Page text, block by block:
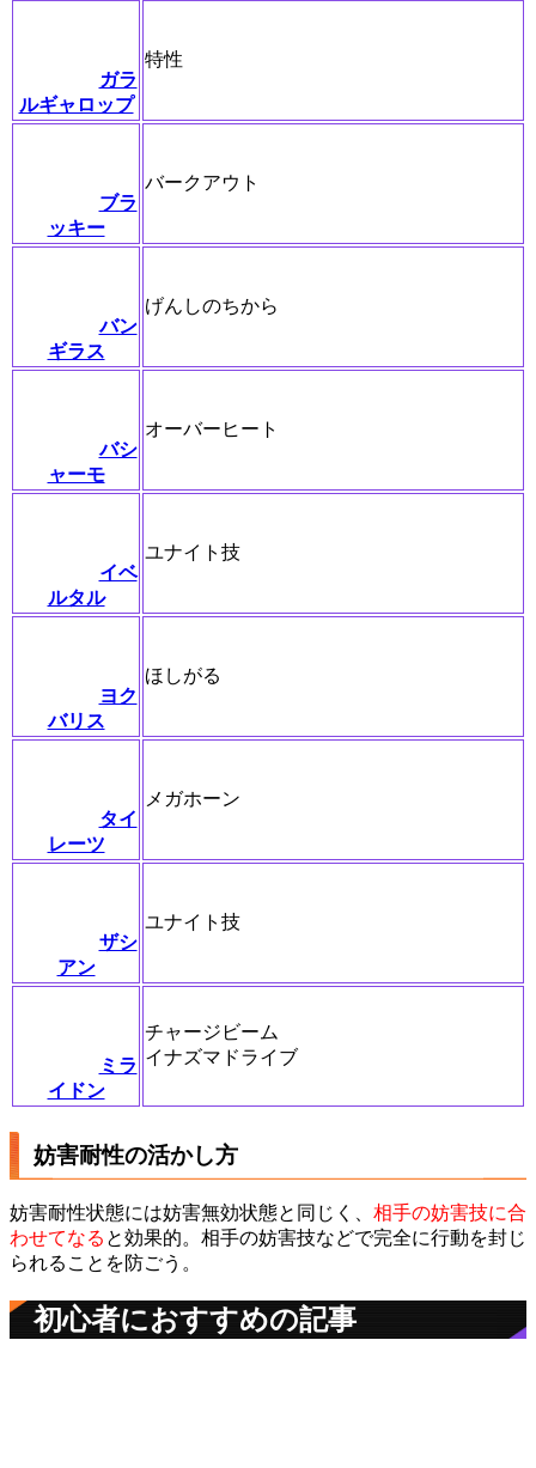
ガラ
ルギャロップ
特性
ブラ
ッキー
バークアウト
バン
ギラス
げんしのちから
バシ
ャーモ
オーバーヒート
イベ
ルタル
ユナイト技
ヨク
バリス
ほしがる
タイ
レーツ
メガホーン
ザシ
アン
ユナイト技
ミラ
イドン
チャージビーム
イナズマドライブ
妨害耐性の活かし方
妨害耐性状態には妨害無効状態と同じく、 相手の妨害技に合
わせてなる と効果的。相手の妨害技などで完全に行動を封じ
られることを防ごう。
初心者におすすめの記事